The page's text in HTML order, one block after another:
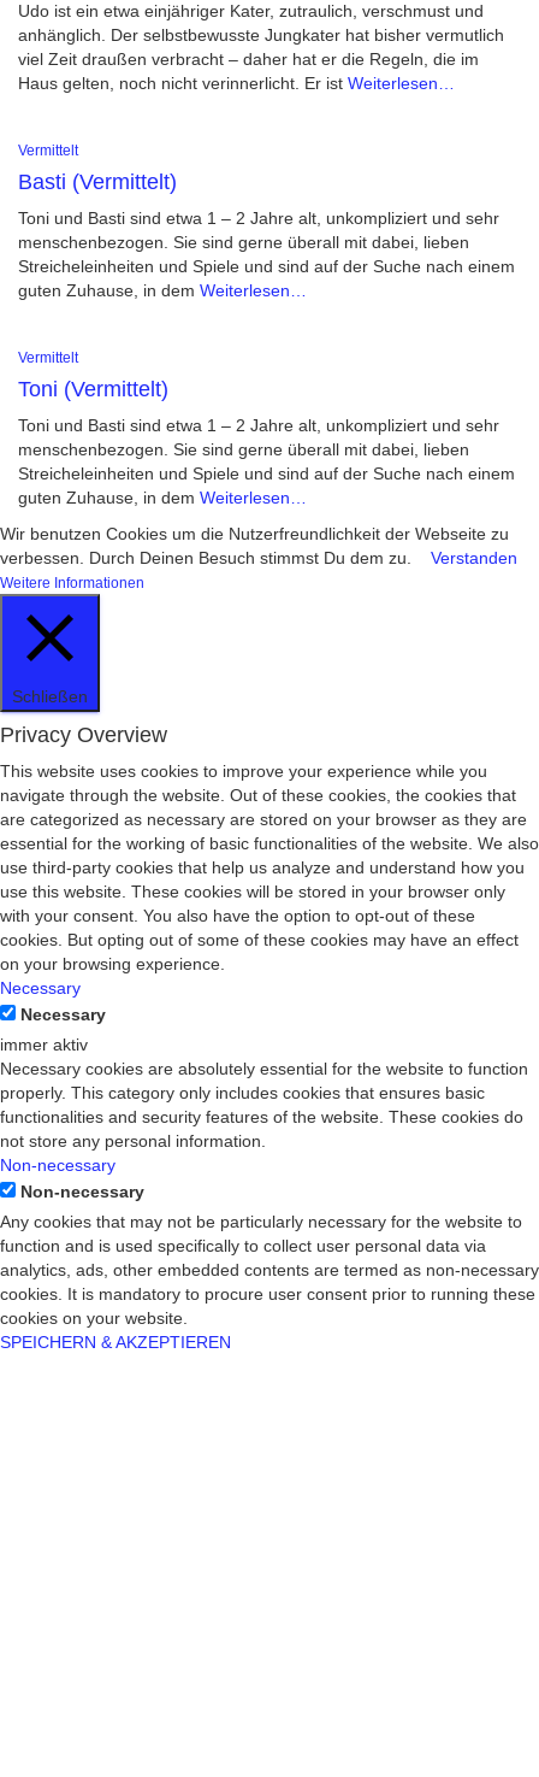
Udo ist ein etwa einjähriger Kater, zutraulich, verschmust und
anhänglich. Der selbstbewusste Jungkater hat bisher vermutlich
viel Zeit draußen verbracht – daher hat er die Regeln, die im
Haus gelten, noch nicht verinnerlicht. Er ist Weiterlesen…
Vermittelt
Basti (Vermittelt)
Toni und Basti sind etwa 1 – 2 Jahre alt, unkompliziert und sehr
menschenbezogen. Sie sind gerne überall mit dabei, lieben
Streicheleinheiten und Spiele und sind auf der Suche nach einem
guten Zuhause, in dem Weiterlesen…
Vermittelt
Toni (Vermittelt)
Toni und Basti sind etwa 1 – 2 Jahre alt, unkompliziert und sehr
menschenbezogen. Sie sind gerne überall mit dabei, lieben
Streicheleinheiten und Spiele und sind auf der Suche nach einem
guten Zuhause, in dem Weiterlesen…
Wir benutzen Cookies um die Nutzerfreundlichkeit der Webseite zu
verbessen. Durch Deinen Besuch stimmst Du dem zu. Verstanden
Weitere Informationen
Schließen
Privacy Overview
This website uses cookies to improve your experience while you
navigate through the website. Out of these cookies, the cookies that
are categorized as necessary are stored on your browser as they are
essential for the working of basic functionalities of the website. We also
use third-party cookies that help us analyze and understand how you
use this website. These cookies will be stored in your browser only
with your consent. You also have the option to opt-out of these
cookies. But opting out of some of these cookies may have an effect
on your browsing experience.
Necessary
Necessary
immer aktiv
Necessary cookies are absolutely essential for the website to function
properly. This category only includes cookies that ensures basic
functionalities and security features of the website. These cookies do
not store any personal information.
Non-necessary
Non-necessary
Any cookies that may not be particularly necessary for the website to
function and is used specifically to collect user personal data via
analytics, ads, other embedded contents are termed as non-necessary
cookies. It is mandatory to procure user consent prior to running these
cookies on your website.
SPEICHERN & AKZEPTIEREN